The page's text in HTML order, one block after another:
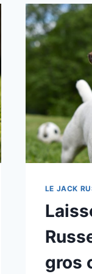
LE JACK
gros